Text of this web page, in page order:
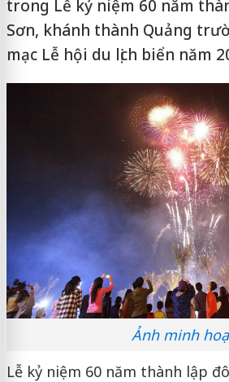
trong Lễ kỷ niệm 60 năm
Sơn, khánh thành Quảng
mạc Lễ hội du lịch biển năm
Ảnh minh
Lễ kỷ niệm 60 năm thành lập